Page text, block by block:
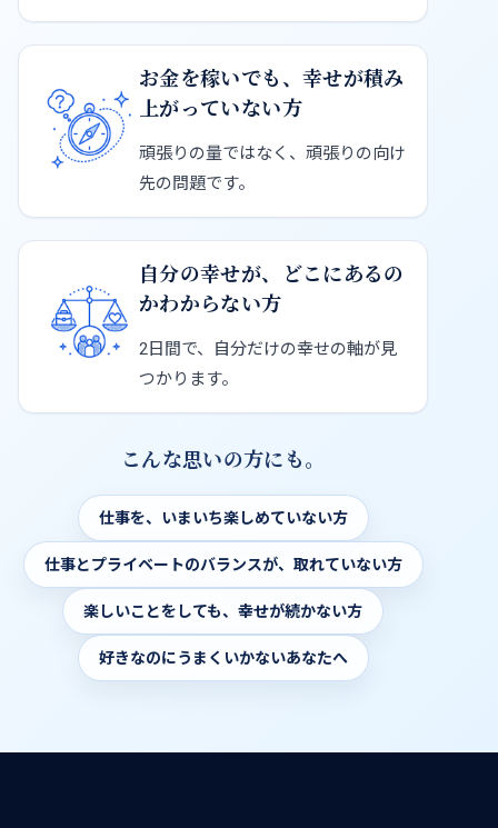
お金を稼いでも、幸せが積み
上がっていない方
頑張りの量ではなく、頑張りの向け
先の問題です。
自分の幸せが、どこにあるの
かわからない方
2日間で、自分だけの幸せの軸が見
つかります。
こんな思いの方にも。
仕事を、いまいち楽しめていない方
仕事とプライベートのバランスが、取れていない方
楽しいことをしても、幸せが続かない方
好きなのにうまくいかないあなたへ